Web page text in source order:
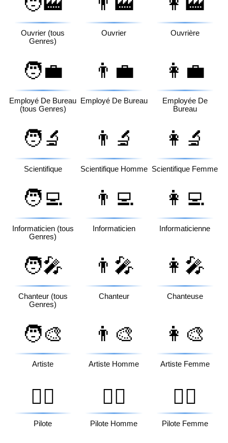
Ouvrier (tous
Genres)
Ouvrier Ouvrière
🧑‍💼
Employé De Bureau
(tous Genres)
👨‍💼
Employé De Bureau
👩‍💼
Employée De
Bureau
🧑‍🔬
Scientifique
👨‍🔬
Scientifique Homme
👩‍🔬
Scientifique Femme
🧑‍💻
Informaticien (tous
Genres)
👨‍💻
Informaticien
👩‍💻
Informaticienne
🧑‍🎤
Chanteur (tous
Genres)
👨‍🎤
Chanteur
👩‍🎤
Chanteuse
🧑‍🎨
Artiste
👨‍🎨
Artiste Homme
👩‍🎨
Artiste Femme
🧑‍✈️
Pilote
👨‍✈️
Pilote Homme
👩‍✈️
Pilote Femme